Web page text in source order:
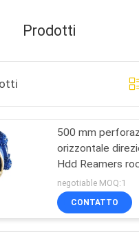
a rulli di
Prodotti
500 mm
orizzontale
Hdd Reamers
attraversamento
dura
negotiable MOQ:1
CONTATTO